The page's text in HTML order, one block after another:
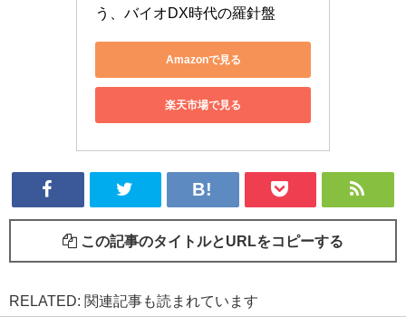
う、バイオDX時代の羅針盤
Amazonで見る
楽天市場で見る
この記事のタイトルとURLをコピーする
RELATED: 関連記事も読まれています